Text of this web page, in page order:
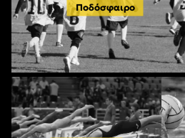
Ποδόσφαιρο